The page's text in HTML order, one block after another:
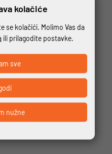
kolačiće
se kolačići. Molimo Vas da
ili prilagodite postavke.
nužne
sve